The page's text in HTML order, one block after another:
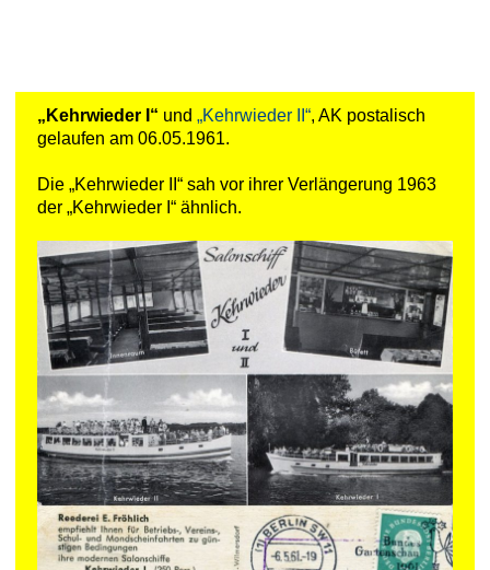
„Kehrwieder I“ und„Kehrwieder II“, AK postalisch
gelaufen am 06.05.1961.
Die „Kehrwieder II“ sah vor ihrer Verlängerung 1963
der „Kehrwieder I“ ähnlich.